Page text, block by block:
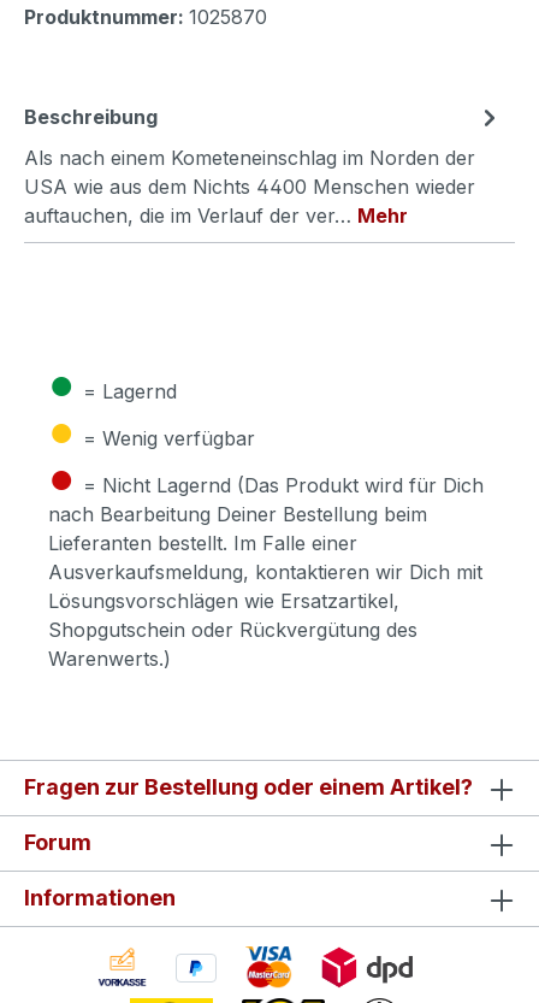
Produktnummer: 1025870
Beschreibung
Als nach einem Kometeneinschlag im Norden der
USA wie aus dem Nichts 4400 Menschen wieder
auftauchen, die im Verlauf der ver… Mehr
● = Lagernd
● = Wenig verfügbar
● = Nicht Lagernd (Das Produkt wird für Dich
nach Bearbeitung Deiner Bestellung beim
Lieferanten bestellt. Im Falle einer
Ausverkaufsmeldung, kontaktieren wir Dich mit
Lösungsvorschlägen wie Ersatzartikel,
Shopgutschein oder Rückvergütung des
Warenwerts.)
Fragen zur Bestellung oder einem Artikel?
Forum
Informationen